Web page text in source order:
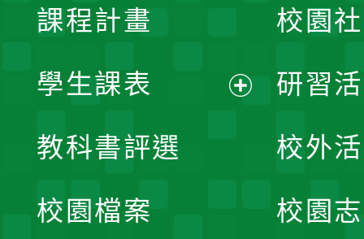
課程計畫
學生課表
教科書評選
校園檔案
校園
研習
校外
校園